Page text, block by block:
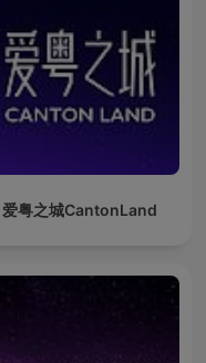
爱粤之城CantonLand